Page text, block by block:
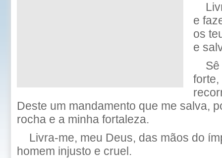
e
os
e
Deste um mandamento que me salva,
rocha e a minha fortaleza.
Livra-me, meu Deus, das mãos do
homem injusto e cruel.